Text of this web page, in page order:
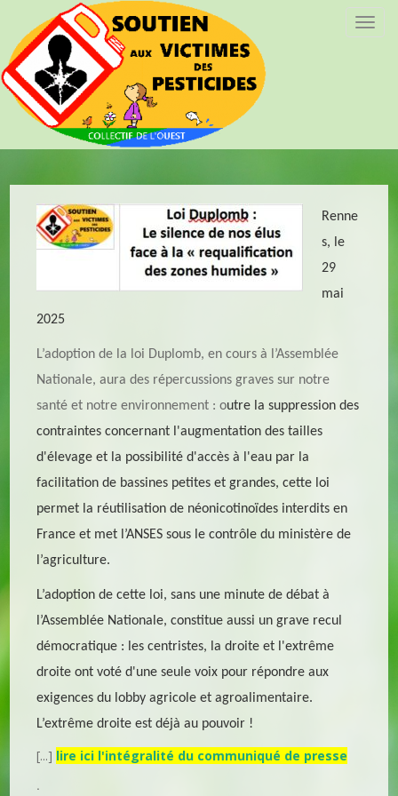
T
n
v
Renne
s, le
29
mai
2025
L’adoption de la loi Duplomb, en cours à l’Assemblée
Nationale, aura des répercussions graves sur notre
santé et notre environnement : outre la suppression des
contraintes concernant l'augmentation des tailles
d'élevage et la possibilité d'accès à l'eau par la
facilitation de bassines petites et grandes, cette loi
permet la réutilisation de néonicotinoïdes interdits en
France et met l’ANSES sous le contrôle du ministère de
l’agriculture.
L’adoption de cette loi, sans une minute de débat à
l’Assemblée Nationale, constitue aussi un grave recul
démocratique : les centristes, la droite et l'extrême
droite ont voté d'une seule voix pour répondre aux
exigences du lobby agricole et agroalimentaire.
L’extrême droite est déjà au pouvoir !
[...] lire ici l'intégralité du communiqué de presse
.